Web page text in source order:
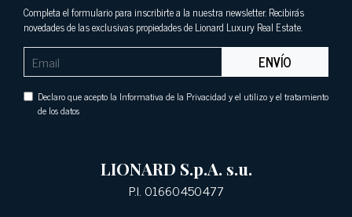
Completa el formulario para inscribirte a la nuestra newsletter. Recibirás
novedades de las exclusivas propiedades de Lionard Luxury Real Estate.
ENVÍO
Declaro que acepto la Informativa de la Privacidad y el utilizo y el tratamiento
de los datos
LIONARD S.p.A. s.u.
P.I. 01660450477